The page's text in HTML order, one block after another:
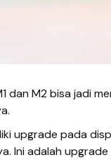
dan M2 bisa jadi
upgrade pada
Ini adalah